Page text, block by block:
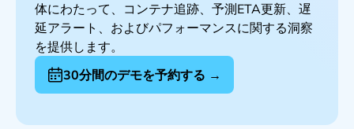
体にわたって、コンテナ追跡、予測ETA更新、遅
延アラート、およびパフォーマンスに関する洞察
を提供します。
30分間のデモを予約する →